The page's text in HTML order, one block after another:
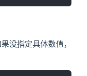
没指定具体数值，